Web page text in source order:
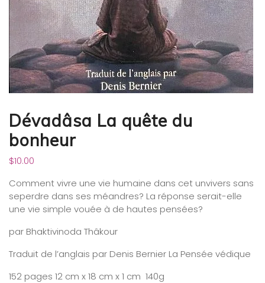
Dévadâsa La quête du
bonheur
$10.00
Comment vivre une vie humaine dans cet unvivers sans
seperdre dans ses méandres? La réponse serait-elle
une vie simple vouée à de hautes pensées?
par Bhaktivinoda Thâkour
Traduit de l’anglais par Denis Bernier La Pensée védique
152 pages 12 cm x 18 cm x 1 cm 140g